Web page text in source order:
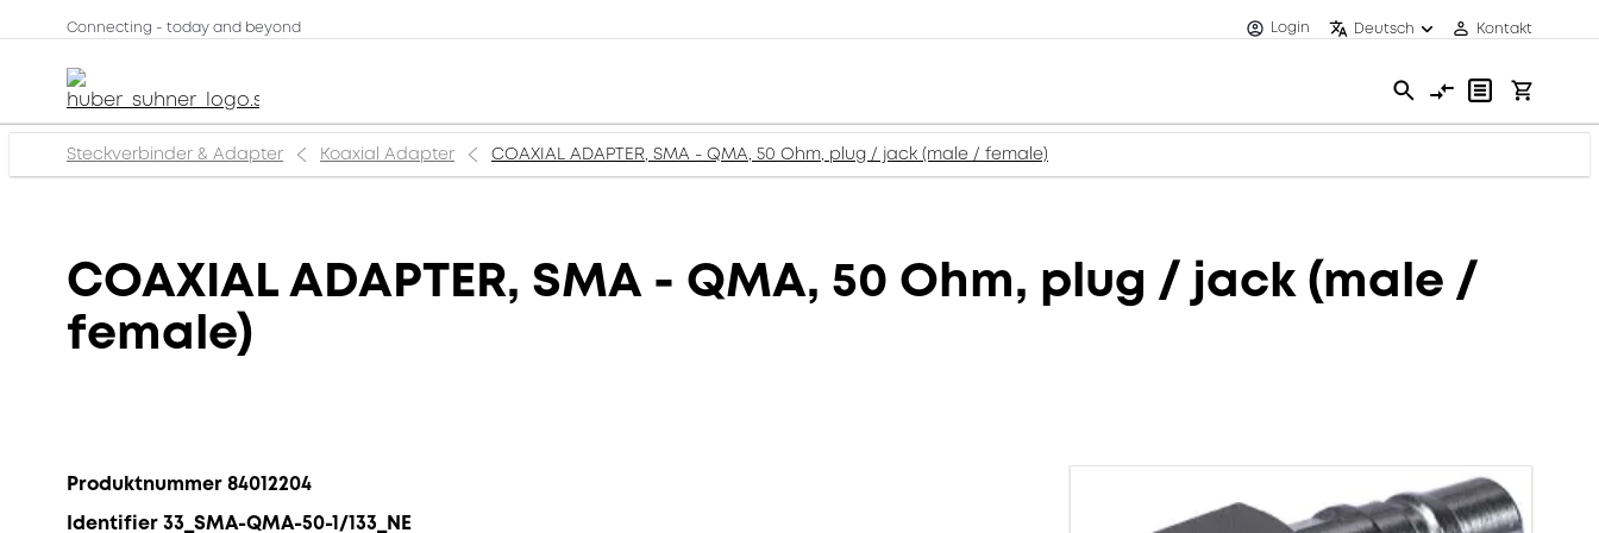
Connecting - today and beyond Login Deutsch Kontakt
Steckverbinder & Adapter Koaxial Adapter COAXIAL ADAPTER, SMA - QMA, 50 Ohm, plug / jack (male / female)
COAXIAL ADAPTER, SMA - QMA, 50 Ohm, plug / jack (male /
female)
Produktnummer 84012204
Identifier 33_SMA-QMA-50-1/133_NE